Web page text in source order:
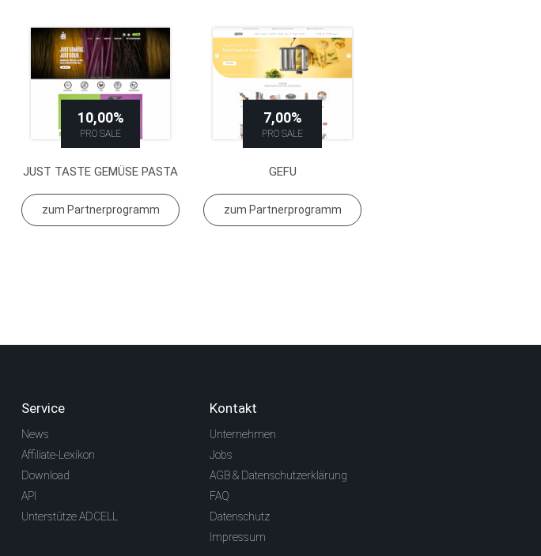
10,00%
PRO SALE
JUST TASTE GEMÜSE PASTA
zum Partnerprogramm
7,00%
PRO SALE
GEFU
zum Partnerprogramm
Service
News
Affiliate-Lexikon
Download
API
Unterstütze ADCELL
Kontakt
Unternehmen
Jobs
AGB & Datenschutzerklärung
FAQ
Datenschutz
Impressum